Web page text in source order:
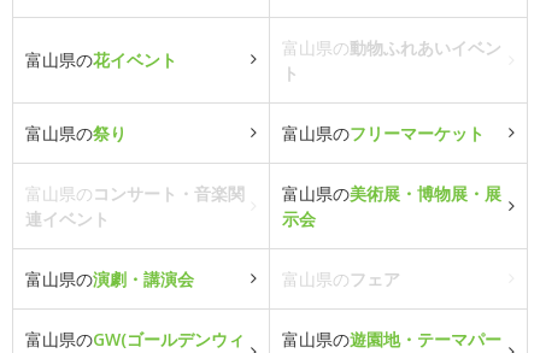
富山県の花イベント
富山県の動物ふれあいイベン
ト
富山県の祭り 富山県のフリーマーケット
富山県のコンサート・音楽関
連イベント
富山県の美術展・博物展・展
示会
富山県の演劇・講演会 富山県のフェア
富山県のGW(ゴールデンウィ
富山県の遊園地・テーマパー